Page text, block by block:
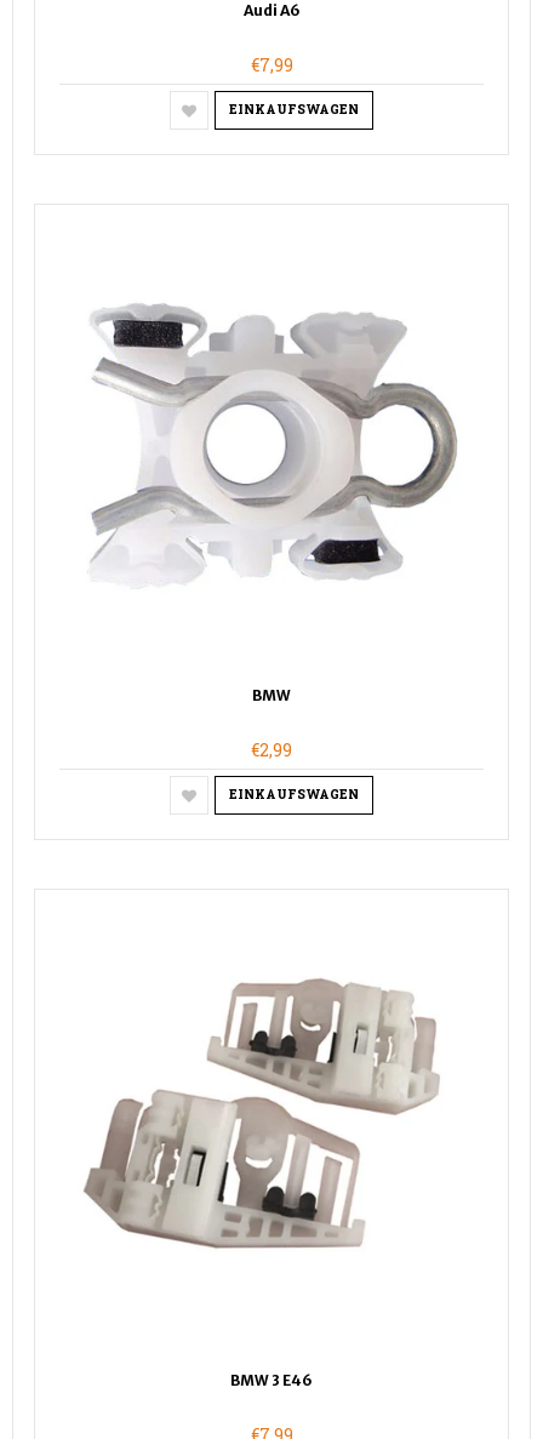
Audi A6
€7,99
EINKAUFSWAGEN
BMW
€2,99
EINKAUFSWAGEN
BMW 3 E46